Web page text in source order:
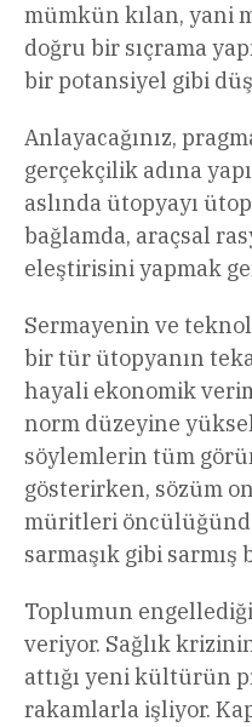
mümkün kılan, yani
doğru bir sıçrama
bir potansiyel gibi
Anlayacağınız,
gerçekçilik adına
aslında ütopyayı
bağlamda, araçsal
eleştirisini yapmak
Sermayenin ve
bir tür ütopyanın
hayali ekonomik
norm düzeyine
söylemlerin tüm
gösterirken, sözüm
müritleri
sarmaşık gibi
Toplumun
veriyor. Sağlık
attığı yeni kültürün
rakamlarla işliyor.